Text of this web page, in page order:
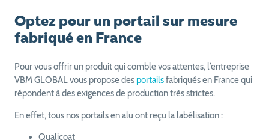
Optez pour un portail sur mesure
fabriqué en France
Pour vous offrir un produit qui comble vos attentes, l’entreprise
VBM GLOBAL vous propose des portailsfabriqués en France qui
répondent à des exigences de production très strictes.
En effet, tous nos portails en alu ont reçu la labélisation :
Qualicoat